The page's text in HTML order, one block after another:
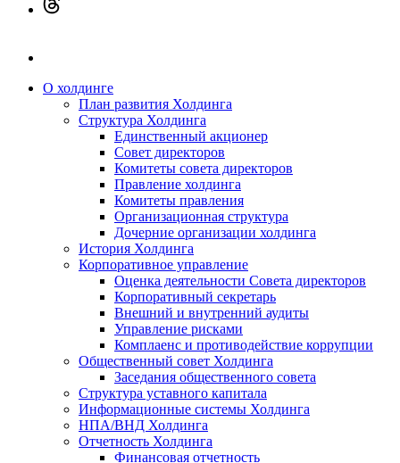
О холдинге
План развития Холдинга
Структура Холдинга
Единственный акционер
Совет директоров
Комитеты совета директоров
Правление холдинга
Комитеты правления
Организационная структура
Дочерние организации холдинга
История Холдинга
Корпоративное управление
Оценка деятельности Совета директоров
Корпоративный секретарь
Внешний и внутренний аудиты
Управление рисками
Комплаенс и противодействие коррупции
Общественный совет Холдинга
Заседания общественного совета
Структура уставного капитала
Информационные системы Холдинга
НПА/ВНД Холдинга
Отчетность Холдинга
Финансовая отчетность